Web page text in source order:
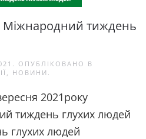
Міжнародний тиждень
. ОПУБЛІКОВАНО В
, НОВИНИ .
2021року
тиждень глухих людей
глухих людей